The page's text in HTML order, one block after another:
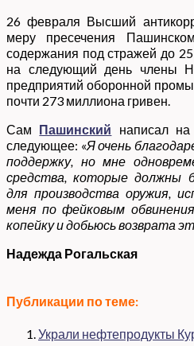
26 февраля Высший
меру пресечения
содержания под стражей до
на следующий день члены
предприятий оборонной
почти 273 миллиона гривен.
Сам Пашинский написал на
следующее: «Я очень
поддержку, но мне
средства, которые должны
для производства оружия,
меня по фейковым
копейку и добьюсь возврата
Надежда Рогальская
Публикации по теме:
Украли нефтепродукты